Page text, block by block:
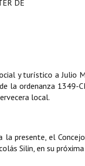
DE
y turístico a Julio
la ordenanza 1349-
local.
presente, el
Silin, en su